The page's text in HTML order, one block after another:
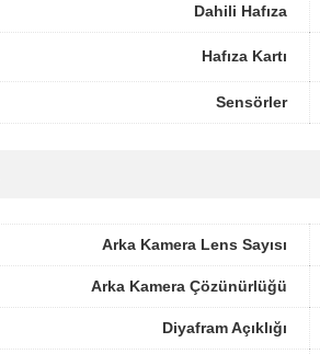
Dahili Hafıza
Hafıza Kartı
Sensörler
Arka Kamera Lens Sayısı
Arka Kamera Çözünürlüğü
Diyafram Açıklığı